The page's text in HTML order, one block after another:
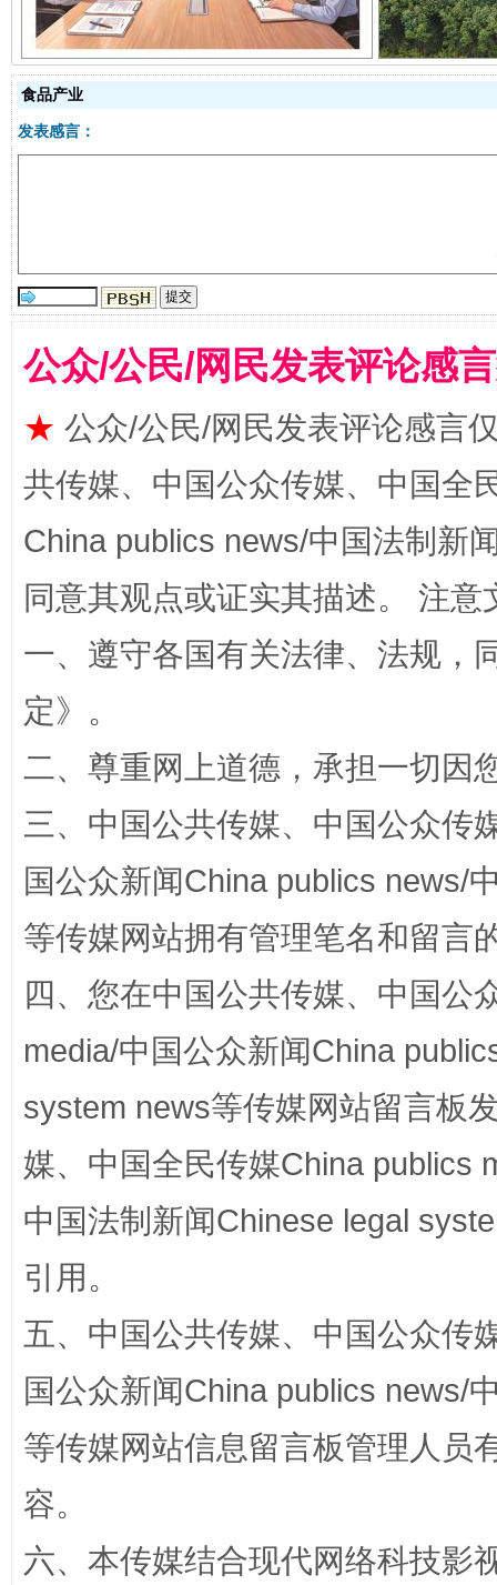
全民健身五年计划来了！等你上场
阿坝州三大球赛在茂县开幕 规模
国家大学科技园优化重塑工作
食品产业
发表感言：
公众/公民/网民发表评论感
★ 公众/公民/网民发表评论感言
共传媒、中国公众传媒、中国全
China publics news/中国法制新
同意其观点或证实其描述。 注
一、遵守各国有关法律、法规，
定》。
二、尊重网上道德，承担一切因
三、中国公共传媒、中国公众传
国公众新闻China publics news/
等传媒网站拥有管理笔名和留言
四、您在中国公共传媒、中国公
media/中国公众新闻China
system news等传媒网站留言板
媒、中国全民传媒China publics
中国法制新闻Chinese legal
引用。
五、中国公共传媒、中国公众传
国公众新闻China publics news/
等传媒网站信息留言板管理人员
容。
六、本传媒结合现代网络科技影